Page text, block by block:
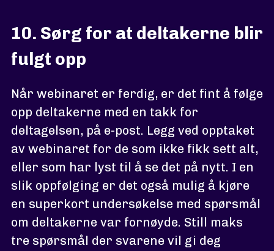
10. Sørg for at deltakerne blir
fulgt opp
Når webinaret er ferdig, er det fint å følge
opp deltakerne med en takk for
deltagelsen, på e-post. Legg ved opptaket
av webinaret for de som ikke fikk sett alt,
eller som har lyst til å se det på nytt. I en
slik oppfølging er det også mulig å kjøre
en superkort undersøkelse med spørsmål
om deltakerne var fornøyde. Still maks
tre spørsmål der svarene vil gi deg